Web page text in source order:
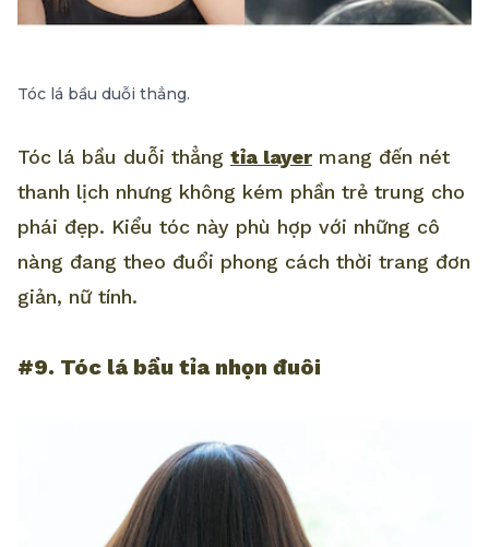
Tóc lá bầu duỗi thẳng.
Tóc lá bầu duỗi thẳng tỉa layer mang đến nét
thanh lịch nhưng không kém phần trẻ trung cho
phái đẹp. Kiểu tóc này phù hợp với những cô
nàng đang theo đuổi phong cách thời trang đơn
giản, nữ tính.
#9. Tóc lá bầu tỉa nhọn đuôi